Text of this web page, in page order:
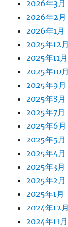
2026年3月
2026年2月
2026年1月
2025年12月
2025年11月
2025年10月
2025年9月
2025年8月
2025年7月
2025年6月
2025年5月
2025年4月
2025年3月
2025年2月
2025年1月
2024年12月
2024年11月